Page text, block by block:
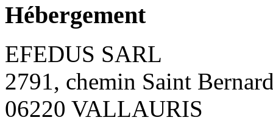
Hébergement
EFEDUS SARL
2791, chemin Saint
06220 VALLAURIS